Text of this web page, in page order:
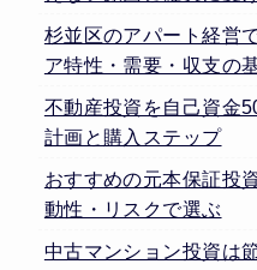
杉並区のアパート経営
ア特性・需要・収支の
不動産投資を自己資金
計画と購入ステップ
おすすめの元本保証投
動性・リスクで選ぶ
中古マンション投資は